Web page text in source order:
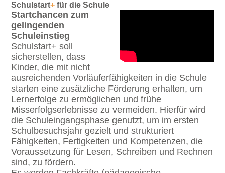
Schulstart+ für die Schule
Startchancen zum
gelingenden
Schuleinstieg
Schulstart+ soll
sicherstellen, dass
Kinder, die mit nicht
ausreichenden Vorläuferfähigkeiten in die Schule
starten eine zusätzliche Förderung erhalten, um
Lernerfolge zu ermöglichen und frühe
Misserfolgserlebnisse zu vermeiden. Hierfür wird
die Schuleingangsphase genutzt, um im ersten
Schulbesuchsjahr gezielt und strukturiert
Fähigkeiten, Fertigkeiten und Kompetenzen, die
Voraussetzung für Lesen, Schreiben und Rechnen
sind, zu fördern.